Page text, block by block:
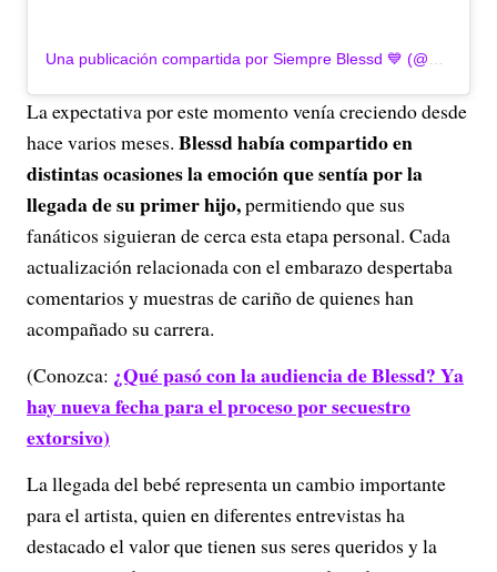
La expectativa por este momento venía creciendo desde
hace varios meses. Blessd había compartido en
distintas ocasiones la emoción que sentía por la
llegada de su primer hijo,permitiendo que sus
fanáticos siguieran de cerca esta etapa personal. Cada
actualización relacionada con el embarazo despertaba
comentarios y muestras de cariño de quienes han
acompañado su carrera.
(Conozca: ¿Qué pasó con la audiencia de Blessd? Ya
hay nueva fecha para el proceso por secuestro
extorsivo)
La llegada del bebé representa un cambio importante
para el artista, quien en diferentes entrevistas ha
destacado el valor que tienen sus seres queridos y la